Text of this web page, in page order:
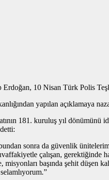
10 Nisan Türk Polis
yapılan açıklamaya
181. kuruluş yıl
sonra da güvenlik
çalışan, gerektiğinde
misyonları başında şehit düşen